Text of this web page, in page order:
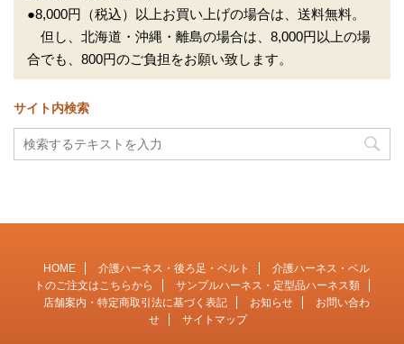
●8,000円（税込）以上お買い上げの場合は、送料無料。
但し、北海道・沖縄・離島の場合は、8,000円以上の場
合でも、800円のご負担をお願い致します。
サイト内検索
HOME 介護ハーネス・後ろ足・ベルト
介護ハーネス・ベル
トのご注文はこちらから
サンプルハーネス・定型品ハーネス類
店舗案内・特定商取引法に基づく表記
お知らせ
お問い合わ
せ
サイトマップ